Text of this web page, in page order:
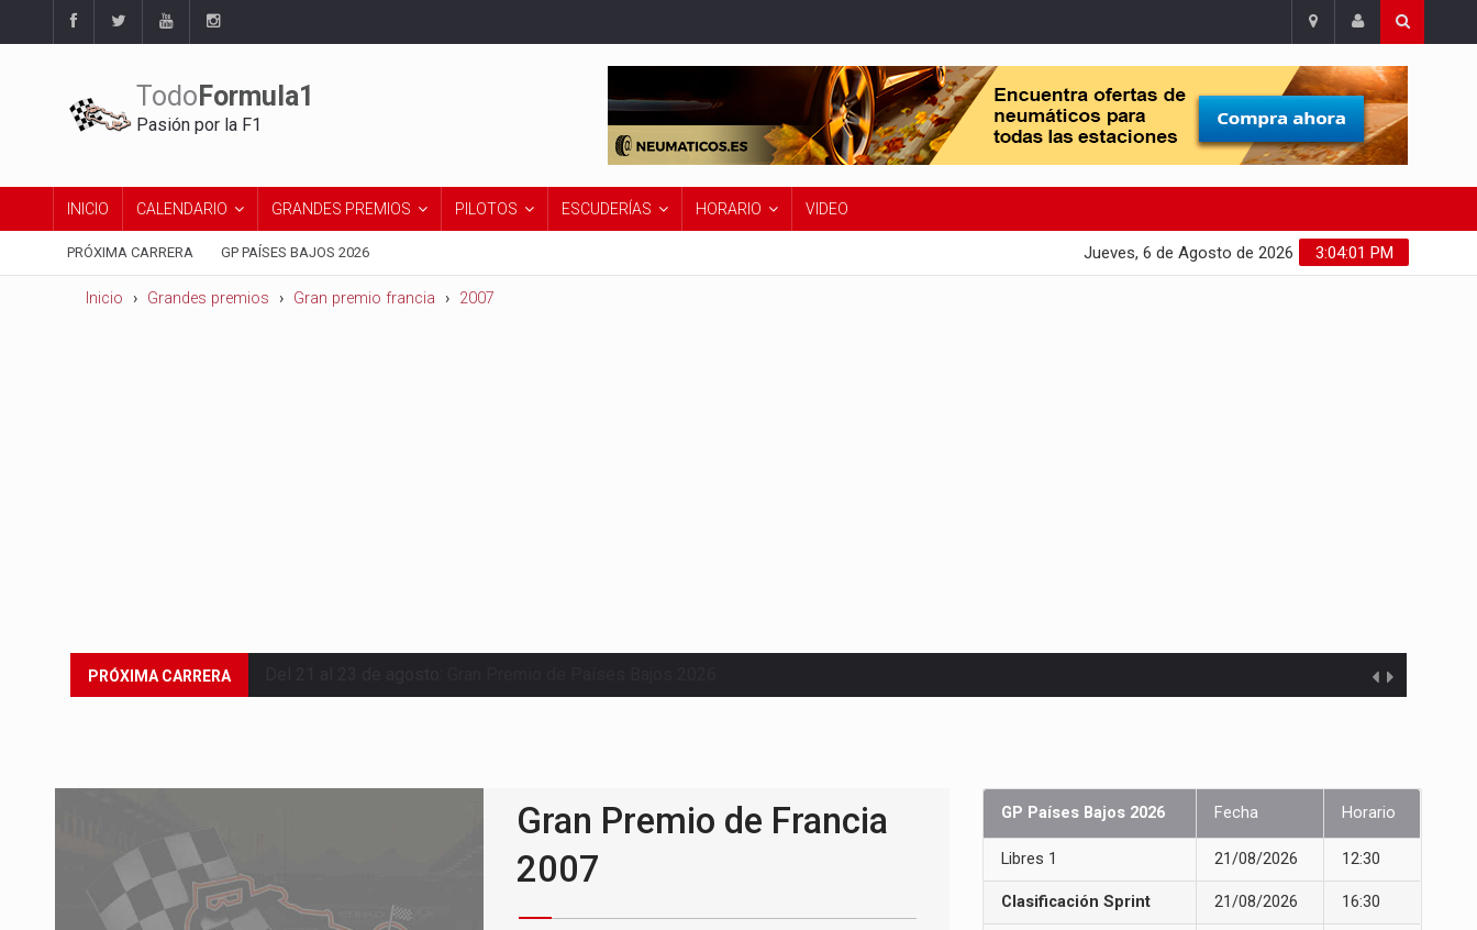
Todo Formula1
Pasión por la F1
INICIO CALENDARIO GRANDES PREMIOS PILOTOS ESCUDERÍAS HORARIO VIDEO
PRÓXIMA CARRERA GP PAÍSES BAJOS 2026 3:04:01 PM
Jueves, 6 de Agosto de 2026
Inicio Grandes premios Gran premio francia 2007
PRÓXIMA CARRERA
Gran Premio de Francia
2007
GP Países Bajos 2026 Fecha Horario
Libres 1 21/08/2026 12:30
Clasificación Sprint 21/08/2026 16:30